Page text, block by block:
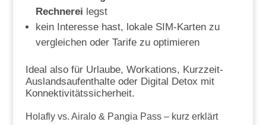
Rechnerei legst
kein Interesse hast, lokale SIM-Karten zu
vergleichen oder Tarife zu optimieren
Ideal also für Urlaube, Workations, Kurzzeit-
Auslandsaufenthalte oder Digital Detox mit
Konnektivitätssicherheit.
Holafly vs. Airalo & Pangia Pass – kurz erklärt